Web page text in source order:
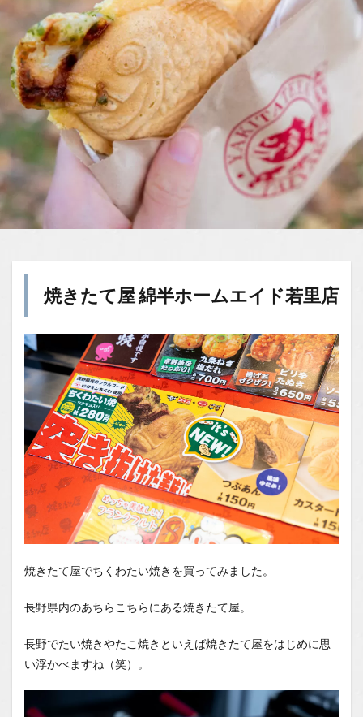
焼きたて屋綿半ホームエイド若里店
焼きたて屋でちくわたい焼きを買ってみました。
長野県内のあちらこちらにある焼きたて屋。
長野でたい焼きやたこ焼きといえば焼きたて屋をはじめに思
い浮かべますね（笑）。